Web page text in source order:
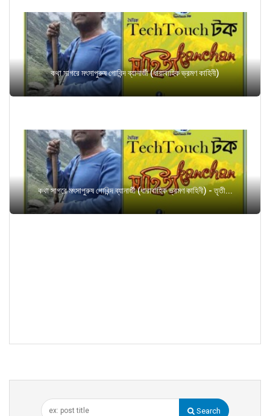
কথা সাগরে মৎসাপুরুষ গোবিন্দ ব্যানার্জী (ধারাবাহিক ভ্রমণ কাহিনী)
কথা সাগরে মৎসাপুরুষ গোবিন্দ ব্যানার্জী (ধারাবাহিক ভ্রমণ কাহিনী) - তৃতী...
Search